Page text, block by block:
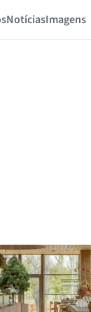
NotíciasImagens